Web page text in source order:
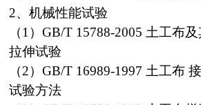
2、机械性能试验
（1）GB/T 15788-2005 土工布
拉伸试验
（2）GB/T 16989-1997 土工布
试验方法